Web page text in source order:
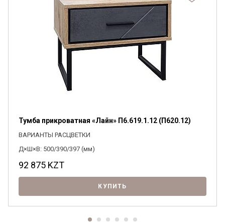
Тумба прикроватная «Лайн» П6.619.1.12 (П620.12)
ВАРИАНТЫ РАСЦВЕТКИ
Д×Ш×В: 500/390/397 (мм)
92 875 KZT
КУПИТЬ